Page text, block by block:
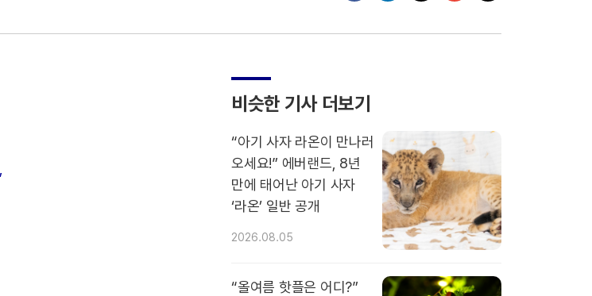
비슷한 기사 더보기
“아기 사자 라온이 만나러
오세요!” 에버랜드, 8년
만에 태어난 아기 사자
‘라온’ 일반 공개
2026.08.05
“올여름 핫플은 어디?”